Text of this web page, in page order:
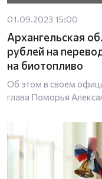
01.09.2023 15:00
Архангельская
рублей на
на биотопливо
Об этом в своем
глава Поморья